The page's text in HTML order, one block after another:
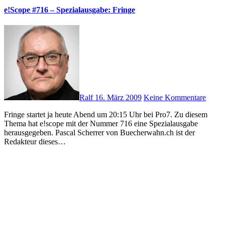
e!Scope #716 – Spezialausgabe: Fringe
Ralf 16. März 2009 Keine Kommentare
Fringe startet ja heute Abend um 20:15 Uhr bei Pro7. Zu diesem
Thema hat e!scope mit der Nummer 716 eine Spezialausgabe
herausgegeben. Pascal Scherrer von Buecherwahn.ch ist der
Redakteur dieses…